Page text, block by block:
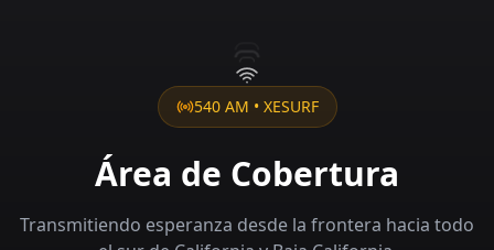
540 AM • XESURF
Área de Cobertura
Transmitiendo esperanza desde la frontera hacia todo